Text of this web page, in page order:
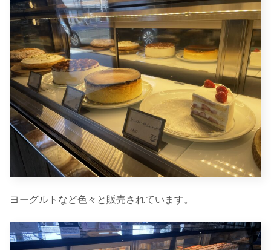
ヨーグルトなど色々と販売されています。